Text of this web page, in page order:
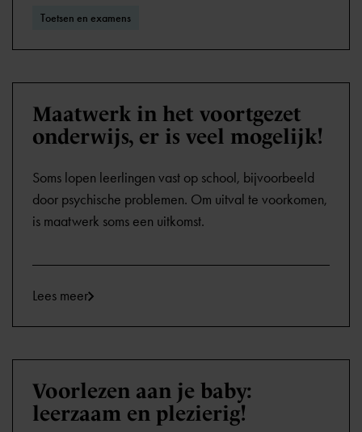
Toetsen en examens
Maatwerk in het voortgezet
onderwijs, er is veel mogelijk!
Soms lopen leerlingen vast op school, bijvoorbeeld
door psychische problemen. Om uitval te voorkomen,
is maatwerk soms een uitkomst.
Lees meer
Voorlezen aan je baby:
leerzaam en plezierig!